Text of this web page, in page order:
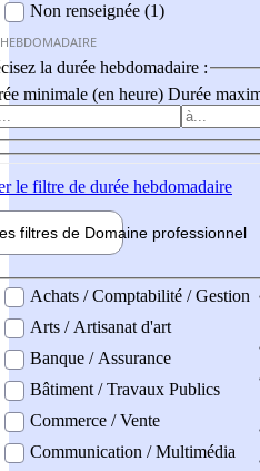
Non renseignée (1)
la durée hebdomadaire :
minimale (en heure) Durée
le filtre de durée hebdomadaire
filtres de Domaine professionnel
professionel
Achats / Comptabilité / Gestion
Arts / Artisanat d'art
Banque / Assurance
Bâtiment / Travaux Publics
Commerce / Vente
Communication / Multimédia